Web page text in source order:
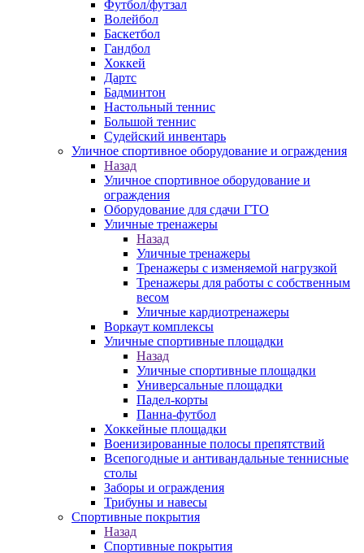
Футбол/футзал
Волейбол
Баскетбол
Гандбол
Хоккей
Дартс
Бадминтон
Настольный теннис
Большой теннис
Судейский инвентарь
Уличное спортивное оборудование и ограждения
Назад
Уличное спортивное оборудование и
ограждения
Оборудование для сдачи ГТО
Уличные тренажеры
Назад
Уличные тренажеры
Тренажеры с изменяемой нагрузкой
Тренажеры для работы с собственным
весом
Уличные кардиотренажеры
Воркаут комплексы
Уличные спортивные площадки
Назад
Уличные спортивные площадки
Универсальные площадки
Падел-корты
Панна-футбол
Хоккейные площадки
Военизированные полосы препятствий
Всепогодные и антивандальные теннисные
столы
Заборы и ограждения
Трибуны и навесы
Спортивные покрытия
Назад
Спортивные покрытия